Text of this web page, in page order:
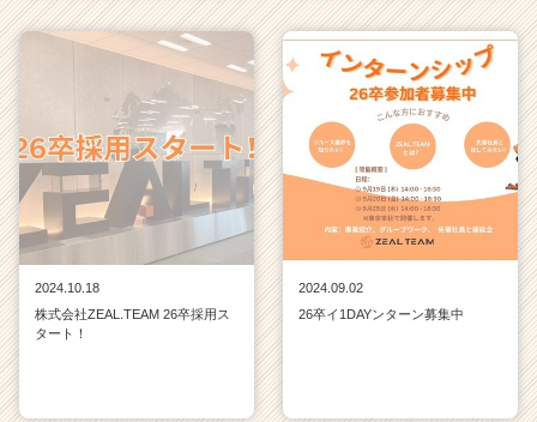
2024.10.18
株式会社ZEAL.TEAM 26卒採用ス
タート！
2024.09.02
26卒イ1DAYンターン募集中